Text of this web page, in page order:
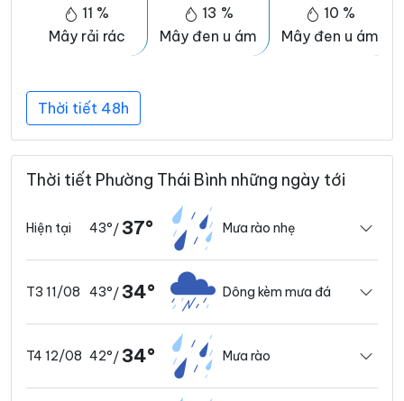
11 %
Mây rải rác
13 %
Mây đen u ám
10 %
Mây đen u ám
Thời tiết 48h
Thời tiết Phường Thái Bình những ngày tới
Hiện tại 43°/ 37° Mưa rào nhẹ
T3 11/08 43°/ 34° Dông kèm mưa đá
T4 12/08 42°/ 34° Mưa rào